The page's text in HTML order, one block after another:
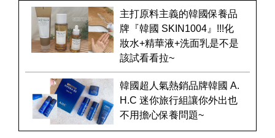
主打原料主義的韓國保養品
牌『韓國 SKIN1004』!!!化
妝水+精華液+洗面乳是不是
該試看看拉~
韓國超人氣熱銷品牌韓國 A.
H.C 迷你旅行組讓你外出也
不用擔心保養問題~